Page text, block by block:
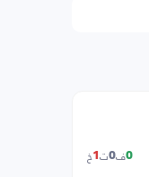
0ف0ت 1خ